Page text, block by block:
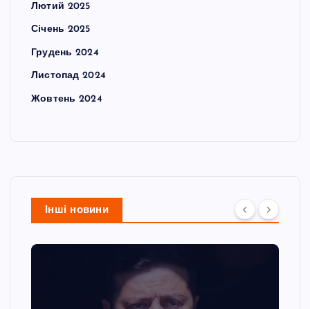
Лютий 2025
Січень 2025
Грудень 2024
Листопад 2024
Жовтень 2024
Інші новини